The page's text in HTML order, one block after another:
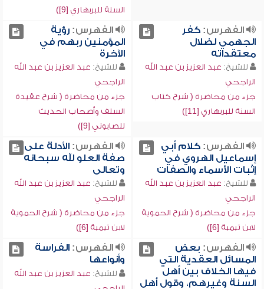
السنة للبربهاري [9])
الفهرس:كفر
الجهمي لضلال
معتقداته
للشيخ: عبد العزيز بن عبد الله
الراجحي
جزء من محاضرة ( شرح كتاب
السنة للبربهاري [11])
الفهرس:رؤية
المؤمنين ربهم في
الآخرة
للشيخ: عبد العزيز بن عبد الله
الراجحي
جزء من محاضرة ( شرح عقيدة
السلف وأصحاب الحديث
للصابوني [9])
الفهرس:كلام أبي
إسماعيل الهروي في
إثبات الأسماء والصفات
للشيخ: عبد العزيز بن عبد الله
الراجحي
جزء من محاضرة ( شرح الحموية
لابن تيمية [6])
الفهرس:الأدلة على
صفة العلو لله سبحانه
وتعالى
للشيخ: عبد العزيز بن عبد الله
الراجحي
جزء من محاضرة ( شرح الحموية
لابن تيمية [6])
الفهرس: بعض
المسائل العقدية التي
فيها الخلاف بين أهل
السنة وغيرهم، وقول أهل
الفهرس:الفراسة
وأنواعها
للشيخ: عبد العزيز بن عبد الله